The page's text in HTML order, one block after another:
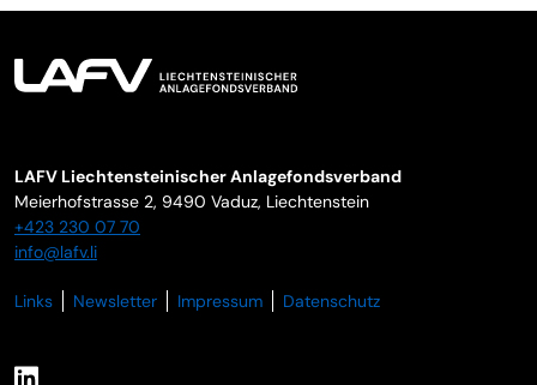
LAFV Liechtensteinischer Anlagefondsverband
Meierhofstrasse 2, 9490 Vaduz, Liechtenstein
+423 230 07 70
info@lafv.li
Links Newsletter Impressum Datenschutz